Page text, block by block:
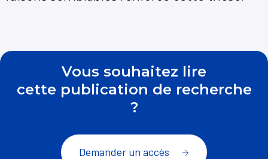
Vous souhaitez lire
cette publication de recherche
?
Demander un accès